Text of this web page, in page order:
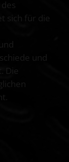
sich für die
und
Die